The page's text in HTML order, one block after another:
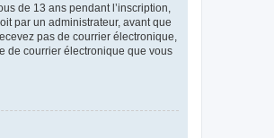
de 13 ans pendant l’inscription,
par un administrateur, avant que
pas de courrier électronique,
de courrier électronique que vous